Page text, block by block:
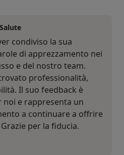
condiviso la sua
di apprezzamento nei
e del nostro team.
professionalità,
Il suo feedback è
e rappresenta un
a continuare a offrire
per la fiducia.